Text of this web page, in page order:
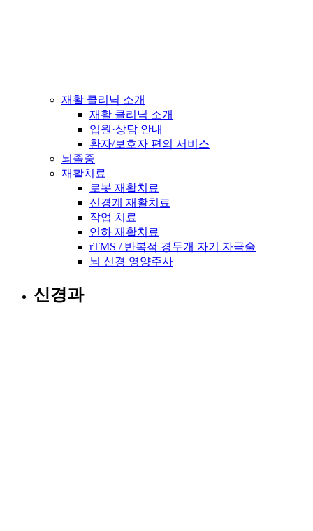
재활 클리닉 소개
재활 클리닉 소개
입원·상담 안내
환자/보호자 편의 서비스
뇌졸중
재활치료
로봇 재활치료
신경계 재활치료
작업 치료
연하 재활치료
rTMS / 반복적 경두개 자기 자극술
뇌 신경 영양주사
신경과